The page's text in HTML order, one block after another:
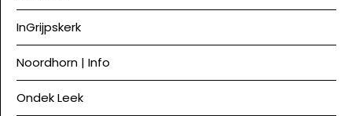
InGrijpskerk
Noordhorn | Info
Ondek Leek